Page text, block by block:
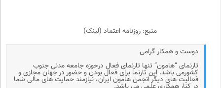
منبع: روزنامه اعتماد (لینک)
دوست و همکار گرامی
تارنمای “هامون” تنها تارنمای فعال درحوزه جامعه مدنی جنوب
کشورمی باشد. این تارنما برای فعال بودن و حضور در جهان مجازی و
فعالیت های دیگر انجمن هامون ایران، نیازمند حمایت های مالی شما